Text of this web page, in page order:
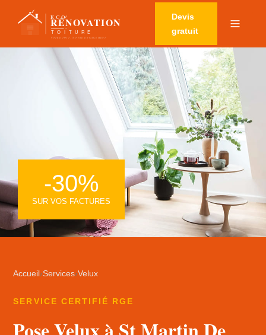
Devis
gratuit
Accueil ›Services›Velux
SERVICE CERTIFIÉ RGE
-30%
SUR VOS FACTURES